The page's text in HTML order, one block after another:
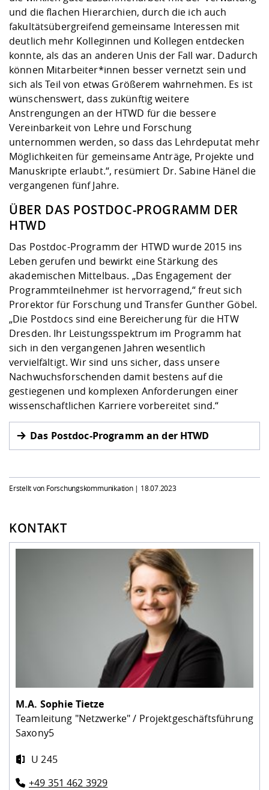
und die flachen Hierarchien, durch die ich auch
fakultätsübergreifend gemeinsame Interessen mit
deutlich mehr Kolleginnen und Kollegen entdecken
konnte, als das an anderen Unis der Fall war. Dadurch
können Mitarbeiter*innen besser vernetzt sein und
sich als Teil von etwas Größerem wahrnehmen. Es ist
wünschenswert, dass zukünftig weitere
Anstrengungen an der HTWD für die bessere
Vereinbarkeit von Lehre und Forschung
unternommen werden, so dass das Lehrdeputat mehr
Möglichkeiten für gemeinsame Anträge, Projekte und
Manuskripte erlaubt.“, resümiert Dr. Sabine Hänel die
vergangenen fünf Jahre.
ÜBER DAS POSTDOC-PROGRAMM DER
HTWD
Das Postdoc-Programm der HTWD wurde 2015 ins
Leben gerufen und bewirkt eine Stärkung des
akademischen Mittelbaus. „Das Engagement der
Programmteilnehmer ist hervorragend,“ freut sich
Prorektor für Forschung und Transfer Gunther Göbel.
„Die Postdocs sind eine Bereicherung für die HTW
Dresden. Ihr Leistungsspektrum im Programm hat
sich in den vergangenen Jahren wesentlich
vervielfältigt. Wir sind uns sicher, dass unsere
Nachwuchsforschenden damit bestens auf die
gestiegenen und komplexen Anforderungen einer
wissenschaftlichen Karriere vorbereitet sind.“
Das Postdoc-Programm an der HTWD
Erstellt von Forschungskommunikation | 18.07.2023
KONTAKT
M.A. Sophie Tietze
Teamleitung "Netzwerke" / Projektgeschäftsführung
Saxony5
U 245
+49 351 462 3929